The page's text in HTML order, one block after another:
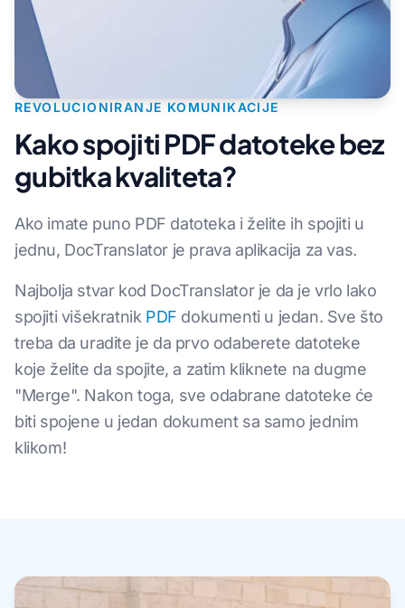
REVOLUCIONIRANJE KOMUNIKACIJE
Kako spojiti PDF datoteke bez
gubitka kvaliteta?
Ako imate puno PDF datoteka i želite ih spojiti u
jednu, DocTranslator je prava aplikacija za vas.
Najbolja stvar kod DocTranslator je da je vrlo lako
spojiti višekratnik PDF dokumenti u jedan. Sve što
treba da uradite je da prvo odaberete datoteke
koje želite da spojite, a zatim kliknete na dugme
"Merge". Nakon toga, sve odabrane datoteke će
biti spojene u jedan dokument sa samo jednim
klikom!